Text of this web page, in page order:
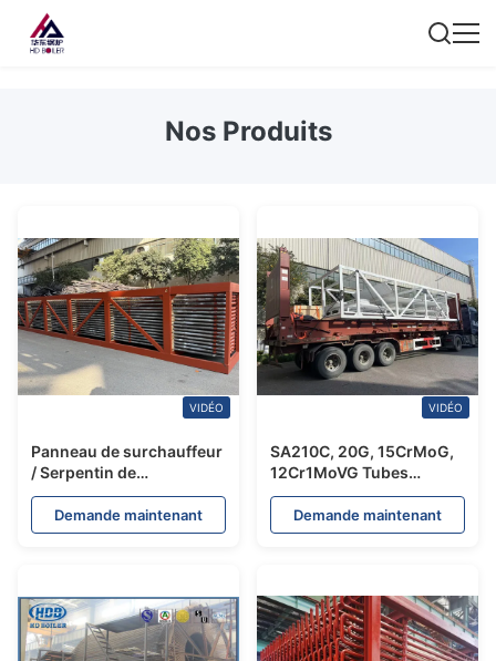
Nos Produits
VIDÉO
Panneau de surchauffeur
/ Serpentin de
surchauffeur selon la
norme ASME pour
chaudière de centrale
Demande maintenant
VIDÉO
SA210C, 20G, 15CrMoG,
12Cr1MoVG Tubes
Chaudière Panneau de
Mur d'Eau / Panneau de
Tube de Mur d'Eau pour
Demande maintenant